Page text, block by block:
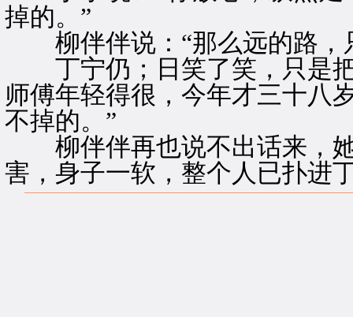
掉的。”
柳伴伴说：“那么远的路，
丁宁仍；日笑了笑，只是把
师傅年轻得很，今年才三十八
不掉的。”
柳伴伴再也说不出话来，她
害，身子一软，整个人已扑进